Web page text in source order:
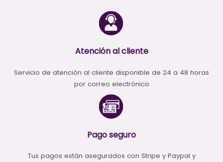
Atención al cliente
Servicio de atención al cliente disponible de 24 a 48 horas
por correo electrónico
Pago seguro
Tus pagos están asegurados con Stripe y Paypal y